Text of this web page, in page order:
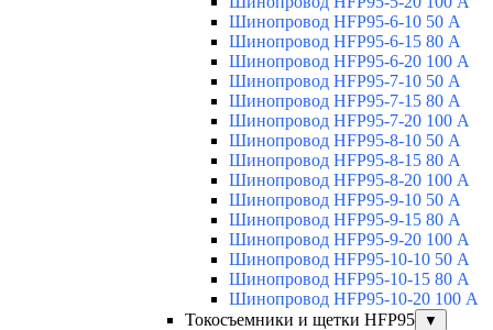
Шинопровод HFP95-6-10 50 А
Шинопровод HFP95-6-15 80 А
Шинопровод HFP95-6-20 100 А
Шинопровод HFP95-7-10 50 А
Шинопровод HFP95-7-15 80 А
Шинопровод HFP95-7-20 100 А
Шинопровод HFP95-8-10 50 А
Шинопровод HFP95-8-15 80 А
Шинопровод HFP95-8-20 100 А
Шинопровод HFP95-9-10 50 А
Шинопровод HFP95-9-15 80 А
Шинопровод HFP95-9-20 100 А
Шинопровод HFP95-10-10 50 А
Шинопровод HFP95-10-15 80 А
Шинопровод HFP95-10-20 100 А
Токосъемники и щетки HFP95
▼